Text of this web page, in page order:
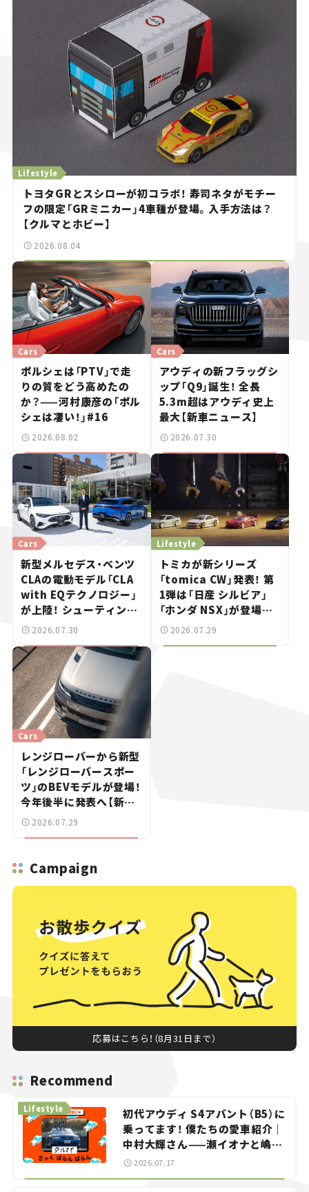
Lifestyle
トヨタGRとスシローが初コラボ！ 寿司ネタがモチー
フの限定「GRミニカー」4車種が登場。入手方法は？
【クルマとホビー】
2026.08.04
Cars
ポルシェは「PTV」で走
りの質をどう高めたの
か？——河村康彦の「ポル
シェは凄い！」#16
2026.08.02
Cars
アウディの新フラッグシ
ップ「Q9」誕生！ 全長
5.3m超はアウディ史上
最大【新車ニュース】
2026.07.30
Cars
新型メルセデス・ベンツ
CLAの電動モデル「CLA
with EQテクノロジー」
が上陸！ シューティング
ブレークも発売【新車ニ
2026.07.30
Lifestyle
トミカが新シリーズ
「tomica CW」発表！ 第
1弾は「日産 シルビア」
「ホンダ NSX」が登場。
世界が注目す
2026.07.29
Cars
レンジローバーから新型
「レンジローバースポー
ツ」のBEVモデルが登場！
今年後半に発表へ【新車
ニュース】
2026.07.29
Campaign
応募はこちら！（8月31日まで）
Recommend
初代アウディ S4アバント（B5）に
乗ってます！ 僕たちの愛車紹介｜
中村大輝さん——瀬イオナと嶋田
智之の「クルマでざっくばらんば
らん！」＃20
Lifestyle
2026.07.17